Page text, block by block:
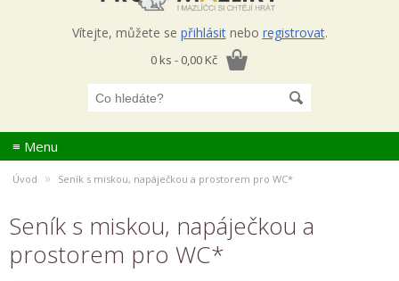
Vítejte, můžete se přihlásitnebo registrovat.
0 ks - 0,00 Kč
≡ Menu
Úvod » Seník s miskou, napáječkou a prostorem pro WC*
Seník s miskou, napáječkou a
prostorem pro WC*